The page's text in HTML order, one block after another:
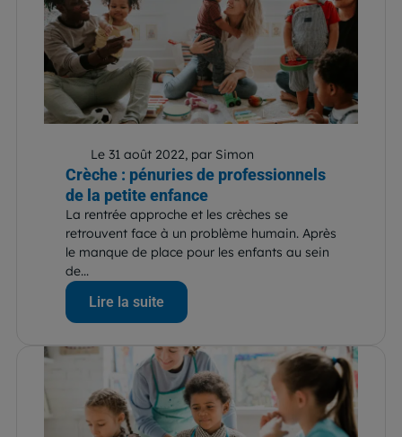
Le 31 août 2022, par Simon
Crèche : pénuries de professionnels
de la petite enfance
La rentrée approche et les crèches se
retrouvent face à un problème humain. Après
le manque de place pour les enfants au sein
de...
Lire la suite